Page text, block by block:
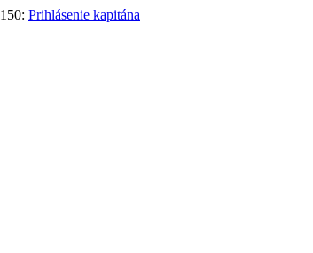
150: Prihlásenie kapitána